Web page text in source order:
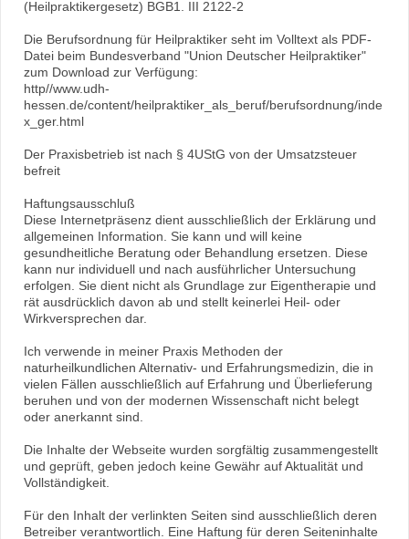
(Heilpraktikergesetz) BGB1. III 2122-2
Die Berufsordnung für Heilpraktiker seht im Volltext als PDF-
Datei beim Bundesverband "Union Deutscher Heilpraktiker"
zum Download zur Verfügung:
http//www.udh-
hessen.de/content/heilpraktiker_als_beruf/berufsordnung/inde
x_ger.html
Der Praxisbetrieb ist nach § 4UStG von der Umsatzsteuer
befreit
Haftungsausschluß
Diese Internetpräsenz dient ausschließlich der Erklärung und
allgemeinen Information. Sie kann und will keine
gesundheitliche Beratung oder Behandlung ersetzen. Diese
kann nur individuell und nach ausführlicher Untersuchung
erfolgen. Sie dient nicht als Grundlage zur Eigentherapie und
rät ausdrücklich davon ab und stellt keinerlei Heil- oder
Wirkversprechen dar.
Ich verwende in meiner Praxis Methoden der
naturheilkundlichen Alternativ- und Erfahrungsmedizin, die in
vielen Fällen ausschließlich auf Erfahrung und Überlieferung
beruhen und von der modernen Wissenschaft nicht belegt
oder anerkannt sind.
Die Inhalte der Webseite wurden sorgfältig zusammengestellt
und geprüft, geben jedoch keine Gewähr auf Aktualität und
Vollständigkeit.
Für den Inhalt der verlinkten Seiten sind ausschließlich deren
Betreiber verantwortlich. Eine Haftung für deren Seiteninhalte